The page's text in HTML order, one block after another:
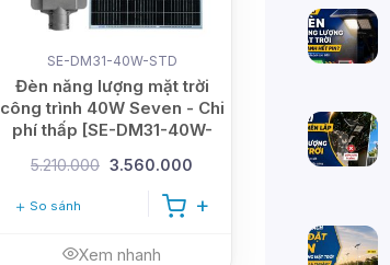
SE-DM31-40W-STD
Đèn năng lượng mặt trời
công trình 40W Seven - Chi
phí thấp [SE-DM31-40W-
5.210.000 3.560.000
So sánh
Xem nhanh